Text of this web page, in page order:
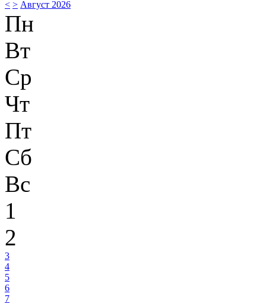
< > Август 2026
Пн
Вт
Ср
Чт
Пт
Сб
Вс
1
2
3
4
5
6
7